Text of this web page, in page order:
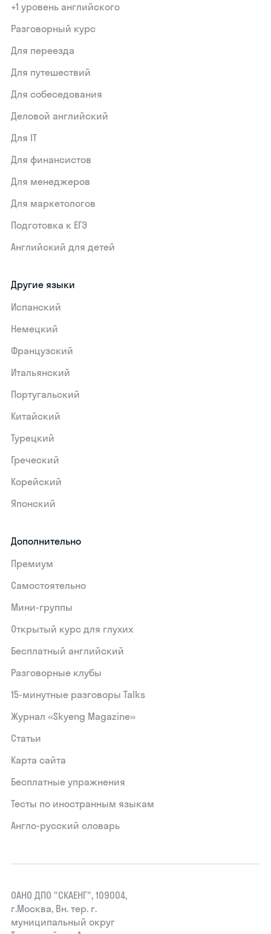
+1 уровень английского
Разговорный курс
Для переезда
Для путешествий
Для собеседования
Деловой английский
Для IT
Для финансистов
Для менеджеров
Для маркетологов
Подготовка к ЕГЭ
Английский для детей
Другие языки
Испанский
Немецкий
Французский
Итальянский
Португальский
Китайский
Турецкий
Греческий
Корейский
Японский
Дополнительно
Премиум
Самостоятельно
Мини-группы
Открытый курс для глухих
Бесплатный английский
Разговорные клубы
15‑минутные разговоры Talks
Журнал «Skyeng Magazine»
Статьи
Карта сайта
Бесплатные упражнения
Тесты по иностранным языкам
Англо-русский словарь
ОАНО ДПО "СКАЕНГ", 109004,
г.Москва, Вн. тер. г.
муниципальный округ